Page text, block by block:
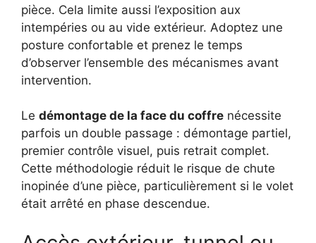
pièce. Cela limite aussi l’exposition aux
intempéries ou au vide extérieur. Adoptez une
posture confortable et prenez le temps
d’observer l’ensemble des mécanismes avant
intervention.
Le démontage de la face du coffre nécessite
parfois un double passage : démontage partiel,
premier contrôle visuel, puis retrait complet.
Cette méthodologie réduit le risque de chute
inopinée d’une pièce, particulièrement si le volet
était arrêté en phase descendue.